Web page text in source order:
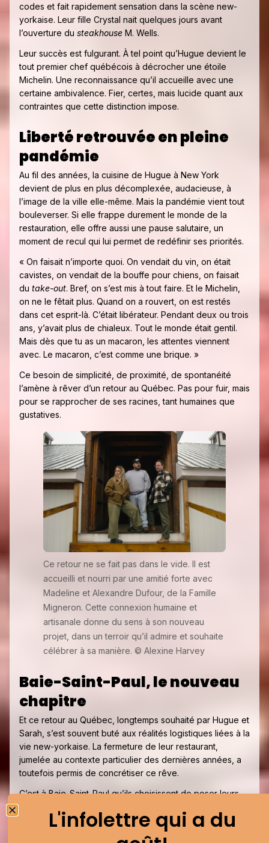
codes et fait rapidement sensation dans la scène new-
yorkaise. Leur fille Crystal nait quelques jours avant
l’ouverture du steakhouse M. Wells.
Leur succès est fulgurant. À tel point qu’Hugue devient le
tout premier chef québécois à décrocher une étoile
Michelin. Une reconnaissance qu’il accueille avec une
certaine ambivalence. Fier, certes, mais lucide quant aux
contraintes que cette distinction impose.
Liberté retrouvée en pleine
pandémie
Au fil des années, la cuisine de Hugue à New York
devient de plus en plus décomplexée, audacieuse, à
l’image de la ville elle-même. Mais la pandémie vient tout
bouleverser. Si elle frappe durement le monde de la
restauration, elle offre aussi une pause salutaire, un
moment de recul qui lui permet de redéfinir ses priorités.
« On faisait n’importe quoi. On vendait du vin, on était
cavistes, on vendait de la bouffe pour chiens, on faisait
du take-out. Bref, on s’est mis à tout faire. Et le Michelin,
on ne le fêtait plus. Quand on a rouvert, on est restés
dans cet esprit-là. C’était libérateur. Pendant deux ou trois
ans, y’avait plus de chialeux. Tout le monde était gentil.
Mais dès que tu as un macaron, les attentes viennent
avec. Le macaron, c’est comme une brique. »
Ce besoin de simplicité, de proximité, de spontanéité
l’amène à rêver d’un retour au Québec. Pas pour fuir, mais
pour se rapprocher de ses racines, tant humaines que
gustatives.
Ce retour ne se fait pas dans le vide. Il est
accueilli et nourri par une amitié forte avec
Madeline et Alexandre Dufour, de la Famille
Migneron. Cette connexion humaine et
artisanale donne du sens à son nouveau
projet, dans un terroir qu’il admire et souhaite
célébrer à sa manière. © Alexine Harvey
Baie-Saint-Paul, le nouveau
chapitre
Et ce retour au Québec, longtemps souhaité par Hugue et
Sarah, s’est souvent buté aux réalités logistiques liées à la
vie new-yorkaise. La fermeture de leur restaurant,
jumelée au contexte particulier des dernières années, a
toutefois permis de concrétiser ce rêve.
C’est à Baie-Saint-Paul qu’ils choisissent de poser leurs
autres par leur complicité avec Madeleine et Alexandre
Dufour de la famille Migneron, artisans fromagers et
L'infolettre qui a du